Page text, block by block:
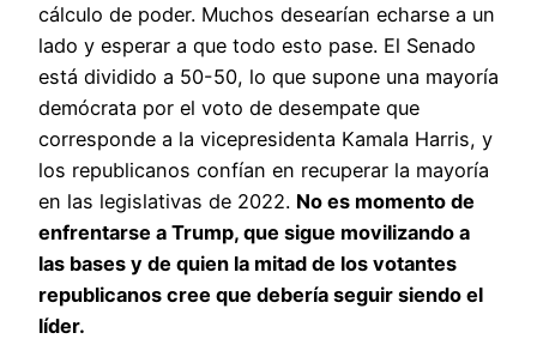
cálculo de poder. Muchos desearían echarse a un
lado y esperar a que todo esto pase. El Senado
está dividido a 50-50, lo que supone una mayoría
demócrata por el voto de desempate que
corresponde a la vicepresidenta Kamala Harris, y
los republicanos confían en recuperar la mayoría
en las legislativas de 2022. No es momento de
enfrentarse a Trump, que sigue movilizando a
las bases y de quien la mitad de los votantes
republicanos cree que debería seguir siendo el
líder.